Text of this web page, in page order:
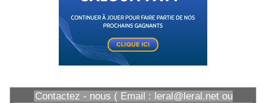
Contactez - nous ( Email : leral@leral.net ou